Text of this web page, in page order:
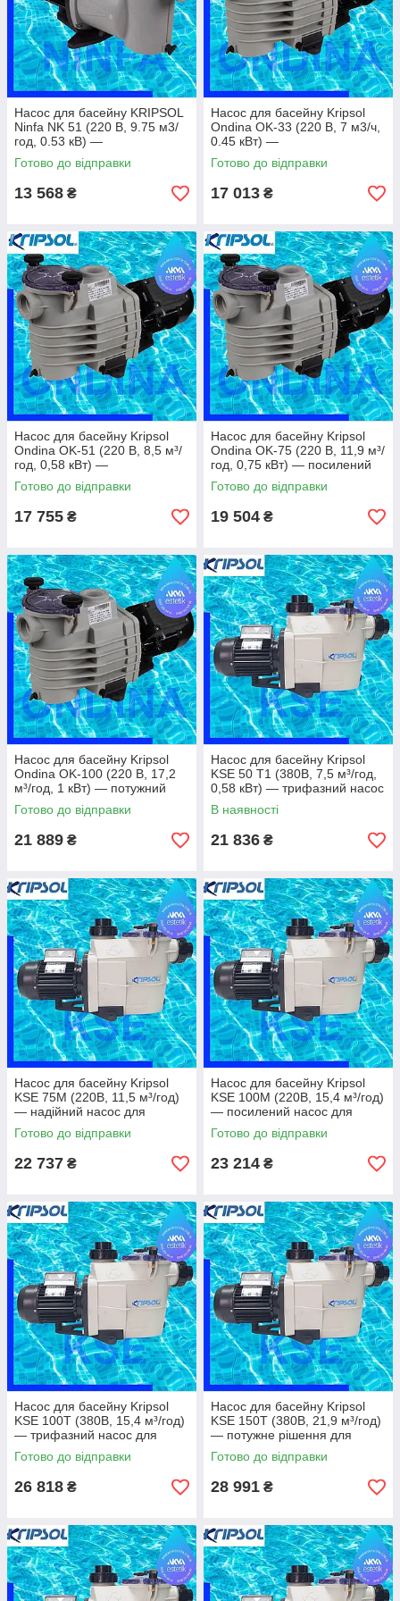
Насос для басейну KRIPSOL
Ninfa NK 51 (220 В, 9.75 м3/
год, 0.53 кВ) —
універсальний насос для
стабільної фільтрації до 40 м³
Готово до відправки
13 568 ₴
Насос для басейну Kripsol
Ondina OK-33 (220 В, 7 м3/ч,
0.45 кВт) —
енергоефективний насос для
басейнів до 25–30 м³
Готово до відправки
17 013 ₴
Насос для басейну Kripsol
Ondina OK-51 (220 В, 8,5 м³/
год, 0,58 кВт) —
збалансований насос для
стабільної роботи
Готово до відправки
17 755 ₴
Насос для басейну Kripsol
Ondina OK-75 (220 В, 11,9 м³/
год, 0,75 кВт) — посилений
насос для середніх басейнів
Готово до відправки
19 504 ₴
Насос для басейну Kripsol
Ondina OK-100 (220 В, 17,2
м³/год, 1 кВт) — потужний
насос для великих басейнів
Готово до відправки
21 889 ₴
Насос для басейну Kripsol
KSE 50 T1 (380В, 7,5 м³/год,
0,58 кВт) — трифазний насос
для стабільної роботи
В наявності
21 836 ₴
Насос для басейну Kripsol
KSE 75M (220В, 11,5 м³/год)
— надійний насос для
стабільної фільтрації
Готово до відправки
22 737 ₴
Насос для басейну Kripsol
KSE 100M (220В, 15,4 м³/год)
— посилений насос для
інтенсивної експлуатації
Готово до відправки
23 214 ₴
Насос для басейну Kripsol
KSE 100T (380В, 15,4 м³/год)
— трифазний насос для
професійних систем
Готово до відправки
26 818 ₴
Насос для басейну Kripsol
KSE 150T (380В, 21,9 м³/год)
— потужне рішення для
великих басейнів
Готово до відправки
28 991 ₴